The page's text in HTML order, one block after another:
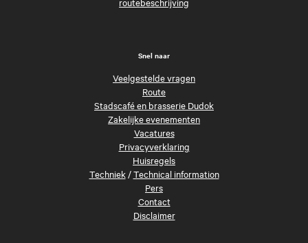
Snel naar
Veelgestelde vragen
Route
Stadscafé en brasserie Dudok
Zakelijke evenementen
Vacatures
Privacyverklaring
Huisregels
Techniek/Technical information
Pers
Contact
Disclaimer